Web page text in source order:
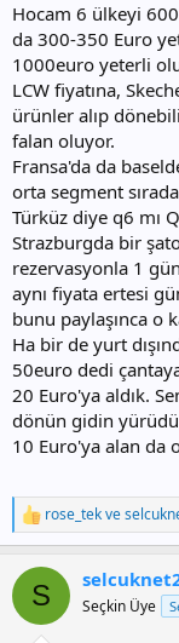
Hocam 6 ülkeyi
da 300-350 Euro
1000euro yeterli
LCW fiyatına,
ürünler alıp
falan oluyor.
Fransa'da da
orta segment
Türküz diye q6 mı
Strazburgda bir
rezervasyonla 1
aynı fiyata ertesi
bunu paylaşınca o
Ha bir de yurt
50euro dedi
20 Euro'ya aldık.
dönün gidin
10 Euro'ya alan da
T
e
k
l
rose_tekve
S Seçkin Üye